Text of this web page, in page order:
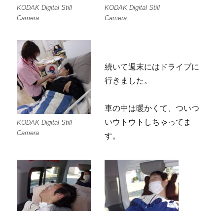
KODAK Digital Still
Camera
KODAK Digital Still
Camera
KODAK Digital Still
Camera
続いて週末にはドライブに
行きました。
車の中は暖かくて、ついつ
いウトウトしちゃってま
す。